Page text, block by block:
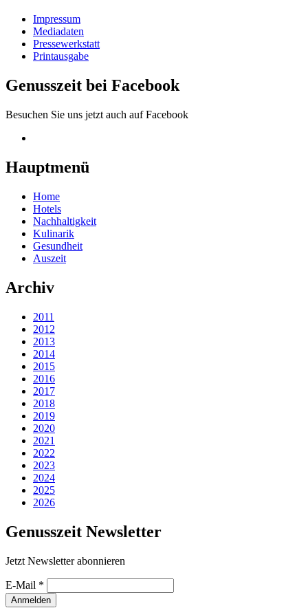
Impressum
Mediadaten
Pressewerkstatt
Printausgabe
Genusszeit bei Facebook
Besuchen Sie uns jetzt auch auf Facebook
Hauptmenü
Home
Hotels
Nachhaltigkeit
Kulinarik
Gesundheit
Auszeit
Archiv
2011
2012
2013
2014
2015
2016
2017
2018
2019
2020
2021
2022
2023
2024
2025
2026
Genusszeit Newsletter
Jetzt Newsletter abonnieren
E-Mail *